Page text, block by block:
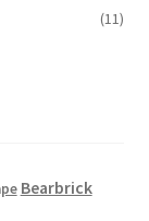
(11)
Bearbrick